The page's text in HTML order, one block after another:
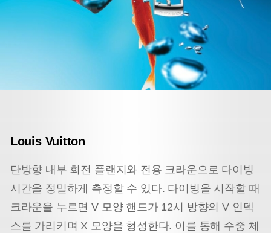
Louis Vuitton
단방향 내부 회전 플랜지와 전용 크라운으로 다이빙
시간을 정밀하게 측정할 수 있다. 다이빙을 시작할 때
크라운을 누르면 V 모양 핸드가 12시 방향의 V 인덱
스를 가리키며 X 모양을 형성한다. 이를 통해 수중 체